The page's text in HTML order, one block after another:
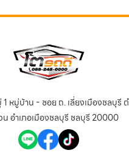
1 หมู่บ้าน - ซอย ถ. เลี่ยงเมืองชลบุรี
น อำเภอเมืองชลบุรี ชลบุรี 20000